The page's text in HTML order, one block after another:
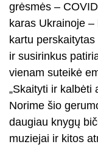
grėsmės –
karas Ukrainoje
kartu
ir susirinkus
vienam suteikė
„Skaityti ir kalbėti
Norime šio
daugiau knygų
muziejai ir kitos